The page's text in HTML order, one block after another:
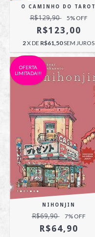
O CAMINHO DO TAROT
R$129,90 5% OFF
R$123,00
2X DE R$61,50SEM JUROS
OFERTA
LIMITADA!!!
NIHONJIN
R$69,90 7% OFF
R$64,90